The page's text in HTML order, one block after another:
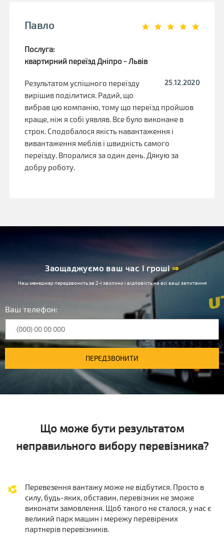
Павло
Послуга:
квартирний переїзд Дніпро - Львів
25.12.2020
Результатом успішного переїзду
вирішив поділитися. Радий, що
вибрав цю компанію, тому що переїзд пройшов
краще, ніж я собі уявляв. Все було виконане в
строк. Сподобалося якість навантаження і
вивантаження меблів і швидкість самого
переїзду. Впоралися за один день. Дякую за
добру роботу.
Заощаджуємо ваш час і гроші⇒
Наш менеджер передзвонить за 2-і хвилини і відповість на всі ваші запитання
Ваш телефон:
ПЕРЕДЗВОНИТИ
Що може бути результатом
неправильного вибору перевізника?
Перевезення вантажу може не відбутися. Просто в
силу, будь-яких, обставин, перевізник не зможе
виконати замовлення. Щоб такого не сталося, у нас є
великий парк машин і мережу перевірених
партнерів перевізників.